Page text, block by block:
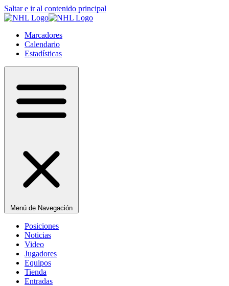
Saltar e ir al contenido principal
Marcadores
Calendario
Estadísticas
Menú de Navegación
Posiciones
Noticias
Video
Jugadores
Equipos
Tienda
Entradas